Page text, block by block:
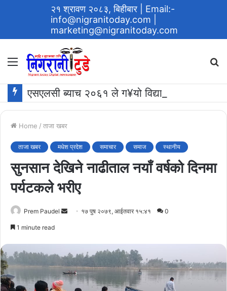
२१ श्रावण २०८३, बिहीबार
| Email:-
info@nigranitoday.com
marketing@nigranitoday.com
Menu
Home / ताजा खबर
ताजा खबर मधेश प्रदेश समाचार समाज स्थानीय
सुनसान देखिने नाढीताल नयाँ वर्षको दिनमा
पर्यटकले भरीए
Prem Paudel
Send १७ पुष २०७९, आईतवार १५:४१ 0
1 minute read